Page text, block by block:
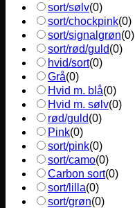
sort/sølv(0)
sort/chockpink(0)
sort/signalgrøn(0)
sort/rød/guld(0)
hvid/sort(0)
Grå(0)
Hvid m. blå(0)
Hvid m. sølv(0)
rød/guld(0)
Pink(0)
sort/pink(0)
sort/camo(0)
Carbon sort(0)
sort/lilla(0)
sort/grøn(0)